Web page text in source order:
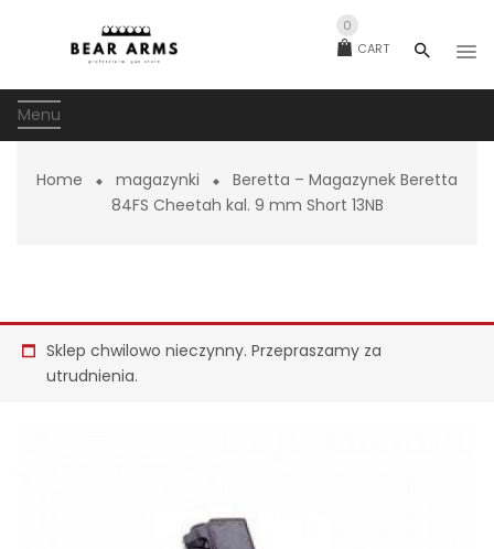
CART
0
Menu
Home magazynki
Beretta – Magazynek Beretta
84FS Cheetah kal. 9 mm Short 13NB
Sklep chwilowo nieczynny. Przepraszamy za
utrudnienia.